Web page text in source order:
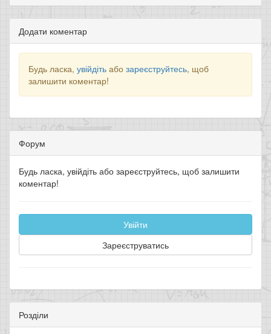
Додати коментар
Будь ласка, увійдіть або зареєструйтесь, щоб
залишити коментар!
Форум
Будь ласка, увійдіть або зареєструйтесь, щоб залишити
коментар!
Увійти
Зареєструватись
Розділи